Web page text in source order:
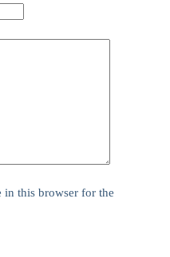
in this browser for the